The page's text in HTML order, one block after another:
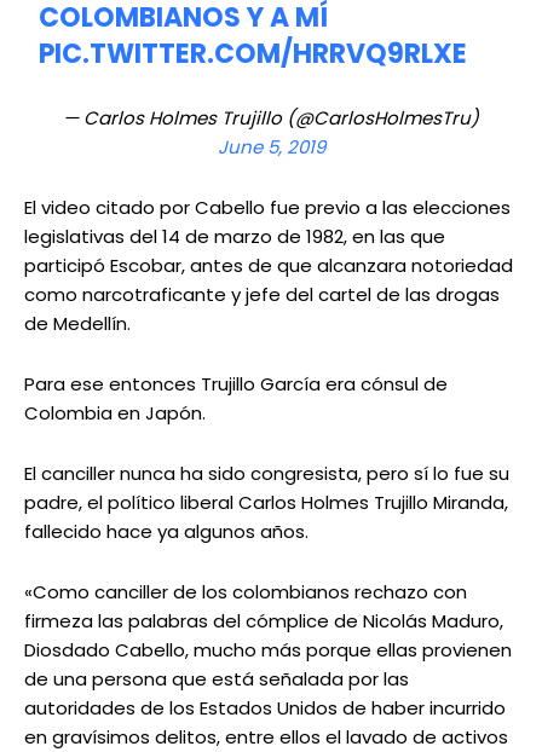
COLOMBIANOS Y A MÍ
PIC.TWITTER.COM/HRRVQ9RLXE
— Carlos Holmes Trujillo (@CarlosHolmesTru)
June 5, 2019
El video citado por Cabello fue previo a las elecciones
legislativas del 14 de marzo de 1982, en las que
participó Escobar, antes de que alcanzara notoriedad
como narcotraficante y jefe del cartel de las drogas
de Medellín.
Para ese entonces Trujillo García era cónsul de
Colombia en Japón.
El canciller nunca ha sido congresista, pero sí lo fue su
padre, el político liberal Carlos Holmes Trujillo Miranda,
fallecido hace ya algunos años.
«Como canciller de los colombianos rechazo con
firmeza las palabras del cómplice de Nicolás Maduro,
Diosdado Cabello, mucho más porque ellas provienen
de una persona que está señalada por las
autoridades de los Estados Unidos de haber incurrido
en gravísimos delitos, entre ellos el lavado de activos